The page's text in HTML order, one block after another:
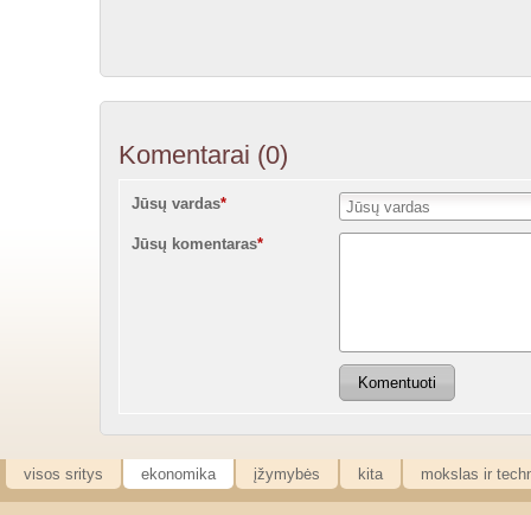
Komentarai (0)
Jūsų vardas*
Jūsų komentaras*
Komentuoti
visos sritys ekonomika įžymybės kita mokslas ir